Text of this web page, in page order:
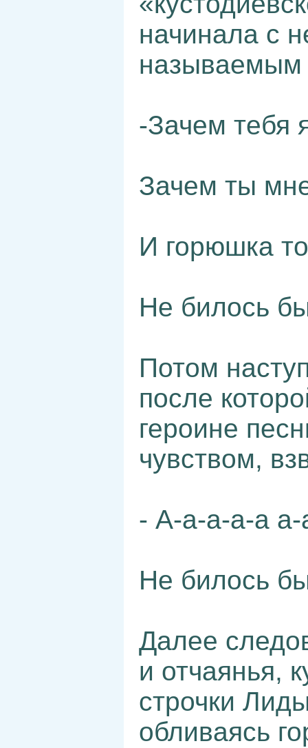
начинала с
называемым
-Зачем тебя
Зачем ты
И горюшка
Не билось
Потом
после
героине
чувством,
- А-а-а-а-а
Не билось
Далее
и отчаянья,
строчки
обливаясь